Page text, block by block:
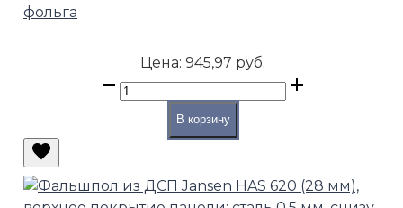
фольга
Цена: 945,97 руб.
В корзину